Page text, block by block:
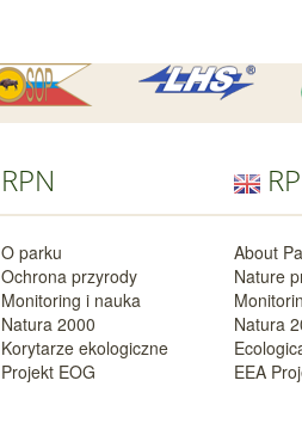
RPN
O parku
Ochrona przyrody
Monitoring i nauka
Natura 2000
Korytarze ekologiczne
Projekt EOG
About
Nature
Natura
EEA